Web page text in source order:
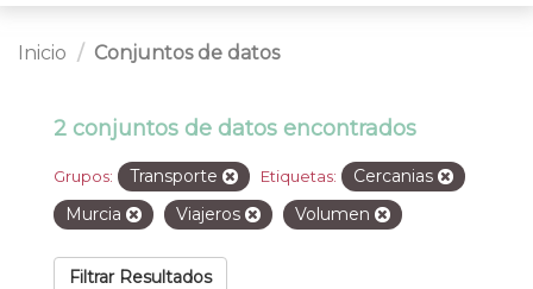
Inicio Conjuntos de datos
2 conjuntos de datos encontrados
Grupos: Transporte Etiquetas:
Cercanias
Murcia
Viajeros Volumen
Filtrar Resultados